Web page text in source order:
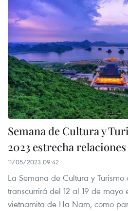
Semana de Cultura y
2023 estrecha
11/05/2023 09:42
La Semana de Cultura y
transcurrirá del 12 al 19 de
vietnamita de Ha Nam, como